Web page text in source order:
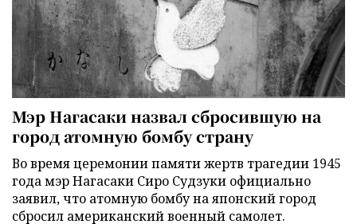
Мэр Нагасаки назвал сбросившую на
город атомную бомбу страну
Во время церемонии памяти жертв трагедии 1945
года мэр Нагасаки Сиро Судзуки официально
заявил, что атомную бомбу на японский город
сбросил американский военный самолет.